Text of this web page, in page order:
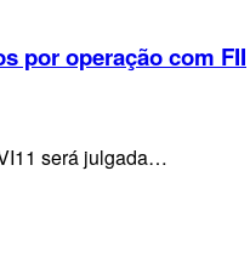
por operação com FII
será julgada…